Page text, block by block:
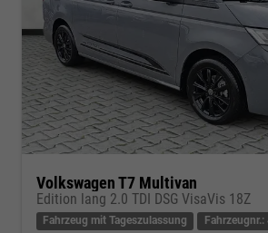
Volkswagen T7 Multivan
Edition lang 2.0 TDI DSG VisaVis 18Z
Fahrzeug mit Tageszulassung